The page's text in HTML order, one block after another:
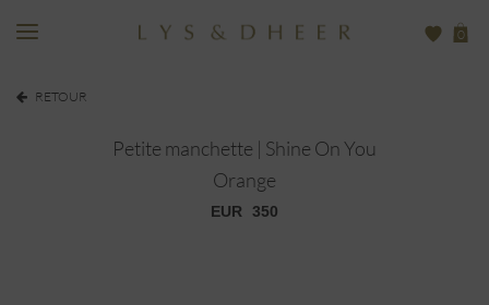
0
RETOUR
Petite manchette | Shine On You
Orange
EUR 350